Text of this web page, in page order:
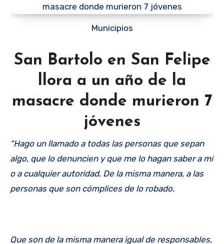
Municipios
San Bartolo en San Felipe
llora a un año de la
masacre donde murieron 7
jóvenes
“Hago un llamado a todas las personas que sepan
algo, que lo denuncien y que me lo hagan saber a mí
o a cualquier autoridad. De la misma manera, a las
personas que son cómplices de lo robado.
Que son de la misma manera igual de responsables,